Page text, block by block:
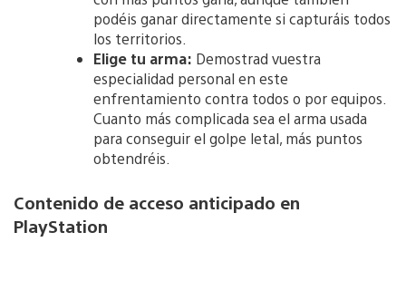
podéis ganar directamente si capturáis todos
los territorios.
Elige tu arma: Demostrad vuestra
especialidad personal en este
enfrentamiento contra todos o por equipos.
Cuanto más complicada sea el arma usada
para conseguir el golpe letal, más puntos
obtendréis.
Contenido de acceso anticipado en
PlayStation